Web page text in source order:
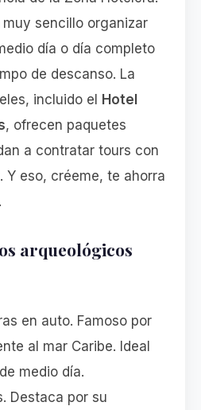
sencillo organizar
día o día completo
de descanso. La
incluido el
Hotel
, ofrecen paquetes
a contratar tours con
Y eso, créeme, te ahorra
arqueológicos
en auto. Famoso por
al mar Caribe. Ideal
medio día.
Destaca por su